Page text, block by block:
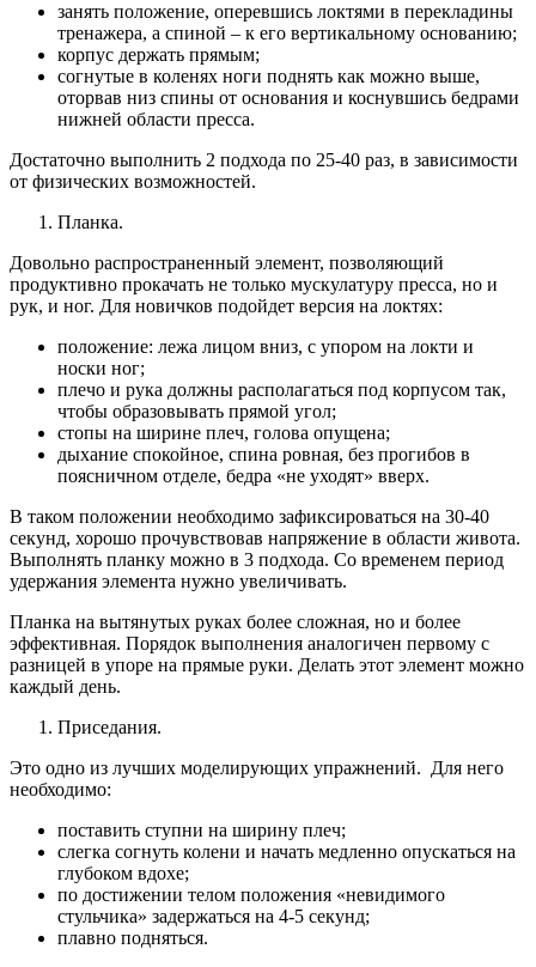
занять положение, оперевшись локтями в перекладины
тренажера, а спиной – к его вертикальному основанию;
корпус держать прямым;
согнутые в коленях ноги поднять как можно выше,
оторвав низ спины от основания и коснувшись бедрами
нижней области пресса.
Достаточно выполнить 2 подхода по 25-40 раз, в зависимости
от физических возможностей.
Планка.
Довольно распространенный элемент, позволяющий
продуктивно прокачать не только мускулатуру пресса, но и
рук, и ног. Для новичков подойдет версия на локтях:
положение: лежа лицом вниз, с упором на локти и
носки ног;
плечо и рука должны располагаться под корпусом так,
чтобы образовывать прямой угол;
стопы на ширине плеч, голова опущена;
дыхание спокойное, спина ровная, без прогибов в
поясничном отделе, бедра «не уходят» вверх.
В таком положении необходимо зафиксироваться на 30-40
секунд, хорошо прочувствовав напряжение в области живота.
Выполнять планку можно в 3 подхода. Со временем период
удержания элемента нужно увеличивать.
Планка на вытянутых руках более сложная, но и более
эффективная. Порядок выполнения аналогичен первому с
разницей в упоре на прямые руки. Делать этот элемент можно
каждый день.
Приседания.
Это одно из лучших моделирующих упражнений. Для него
необходимо:
поставить ступни на ширину плеч;
слегка согнуть колени и начать медленно опускаться на
глубоком вдохе;
по достижении телом положения «невидимого
стульчика» задержаться на 4-5 секунд;
плавно подняться.